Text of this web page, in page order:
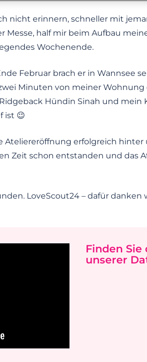
nicht erinnern, schneller mit
Messe, half mir beim Aufbau
Wochenende.
Februar brach er in Wannsee
Minuten von meiner
Hündin Sinah und mein
ist 😉
Ateliereröffnung erfolgreich
Zeit schon entstanden und das
LoveScout24 – dafür danken
Finden Sie
unserer